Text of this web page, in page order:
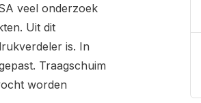
veel onderzoek
Uit dit
is. In
Traagschuim
worden